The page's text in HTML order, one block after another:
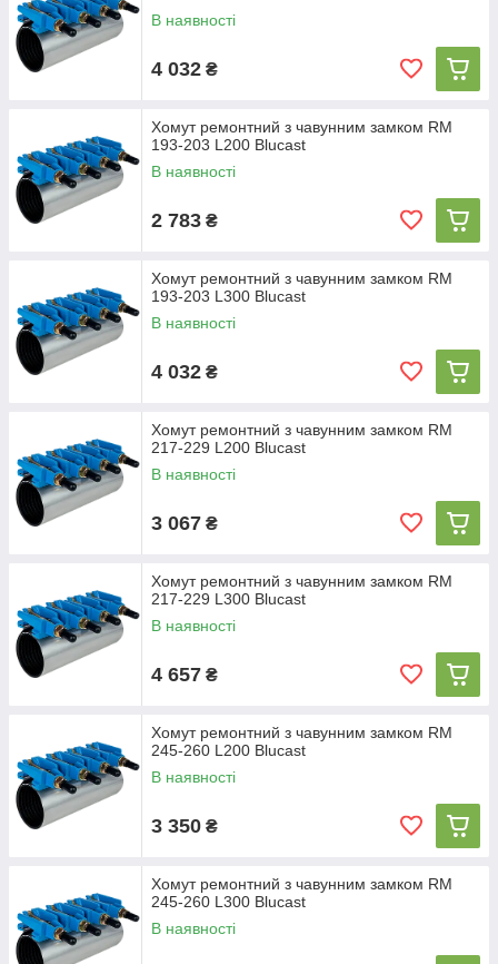
В наявності
4 032 ₴
Хомут ремонтний з чавунним замком RM
193-203 L200 Blucast
В наявності
2 783 ₴
Хомут ремонтний з чавунним замком RM
193-203 L300 Blucast
В наявності
4 032 ₴
Хомут ремонтний з чавунним замком RM
217-229 L200 Blucast
В наявності
3 067 ₴
Хомут ремонтний з чавунним замком RM
217-229 L300 Blucast
В наявності
4 657 ₴
Хомут ремонтний з чавунним замком RM
245-260 L200 Blucast
В наявності
3 350 ₴
Хомут ремонтний з чавунним замком RM
245-260 L300 Blucast
В наявності